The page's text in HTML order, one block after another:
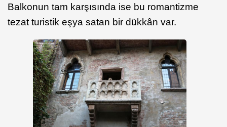
Balkonun tam karşısında ise bu romantizme
tezat turistik eşya satan bir dükkân var.